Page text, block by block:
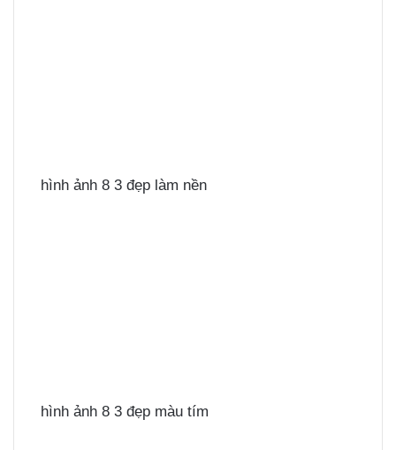
hình ảnh 8 3 đẹp làm nền
hình ảnh 8 3 đẹp màu tím